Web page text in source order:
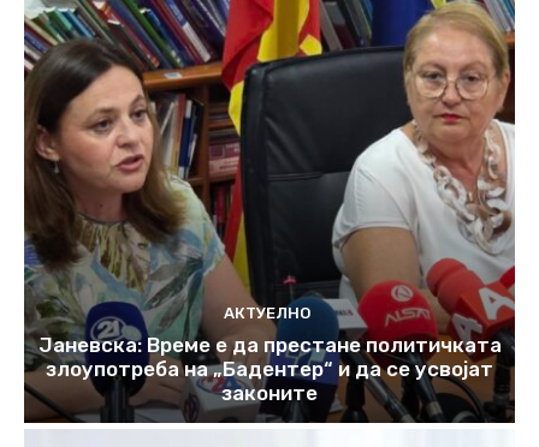
АКТУЕЛНО
Јаневска: Време е да престане политичката
злоупотреба на „Бадентер“ и да се усвојат
законите